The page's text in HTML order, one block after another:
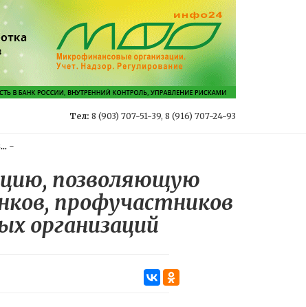
Тел: 8 (903) 707-51-39, 8 (916) 707-24-93
-
позволяющую
профучастников
организаций